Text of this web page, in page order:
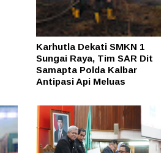
Karhutla Dekati SMKN 1
Sungai Raya, Tim SAR Dit
Samapta Polda Kalbar
Antipasi Api Meluas